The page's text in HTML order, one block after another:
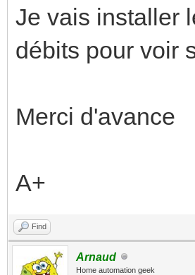
Je vais installer
débits pour voir
Merci d'avance
A+
Find
Arnaud
Home automation geek